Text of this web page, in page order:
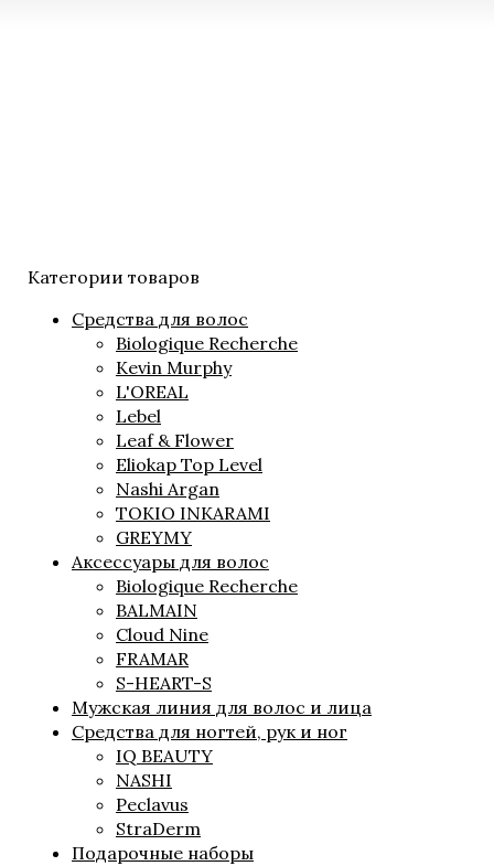
Категории товаров
Средства для волос
Biologique Recherche
Kevin Murphy
L'OREAL
Lebel
Leaf & Flower
Eliokap Top Level
Nashi Argan
TOKIO INKARAMI
GREYMY
Аксессуары для волос
Biologique Recherche
BALMAIN
Cloud Nine
FRAMAR
S-HEART-S
Мужская линия для волос и лица
Средства для ногтей, рук и ног
IQ BEAUTY
NASHI
Peclavus
StraDerm
Подарочные наборы